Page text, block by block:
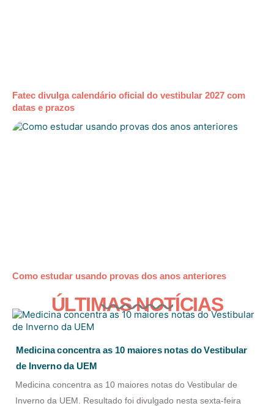
Fatec divulga calendário oficial do vestibular 2027 com
datas e prazos
Como estudar usando provas dos anos anteriores
ÚLTIMAS NOTÍCIAS
Medicina concentra as 10 maiores notas do Vestibular
de Inverno da UEM
Medicina concentra as 10 maiores notas do Vestibular de
Inverno da UEM. Resultado foi divulgado nesta sexta-feira